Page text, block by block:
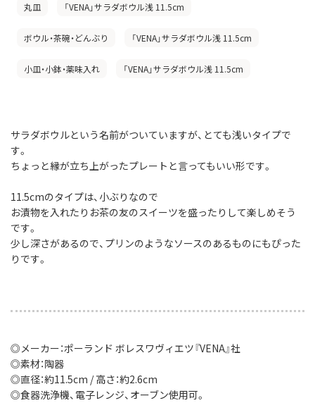
丸皿 「VENA」サラダボウル浅 11.5cm
ボウル・茶碗・どんぶり 「VENA」サラダボウル浅 11.5cm
小皿・小鉢・薬味入れ 「VENA」サラダボウル浅 11.5cm
サラダボウルという名前がついていますが、とても浅いタイプで
す。
ちょっと縁が立ち上がったプレートと言ってもいい形です。
11.5cmのタイプは、小ぶりなので
お漬物を入れたりお茶の友のスイーツを盛ったりして楽しめそう
です。
少し深さがあるので、プリンのようなソースのあるものにもぴった
りです。
◎メーカー：ポーランド ボレスワヴィエツ『VENA』社
◎素材：陶器
◎直径：約11.5cm / 高さ：約2.6cm
◎食器洗浄機、電子レンジ、オーブン使用可。